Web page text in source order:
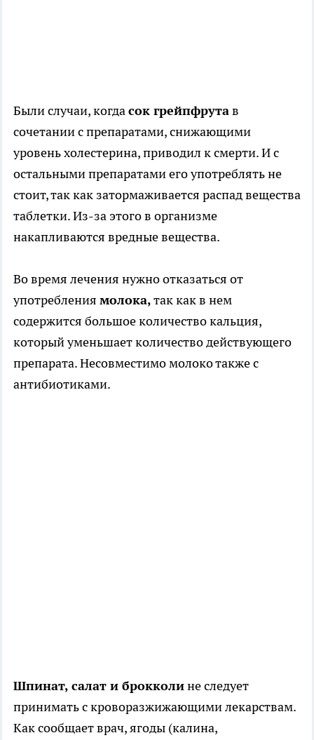
Были случаи, когдасок грейпфрутав
сочетании с препаратами, снижающими
уровень холестерина, приводил к смерти. И с
остальными препаратами его употреблять не
стоит, так как затормаживается распад вещества
таблетки. Из-за этого в организме
накапливаются вредные вещества.
Во время лечения нужно отказаться от
употребления молока,так как в нем
содержится большое количество кальция,
который уменьшает количество действующего
препарата. Несовместимо молоко также с
антибиотиками.
Шпинат, салат и брокколине следует
принимать с кроворазжижающими лекарствам.
Как сообщает врач, ягоды (калина,